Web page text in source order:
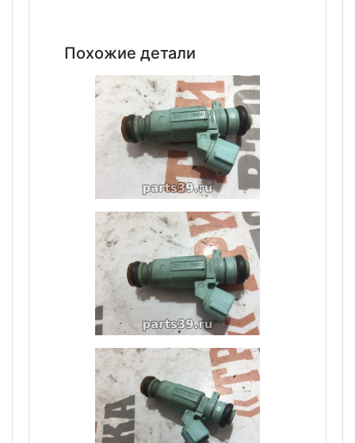
Похожие детали